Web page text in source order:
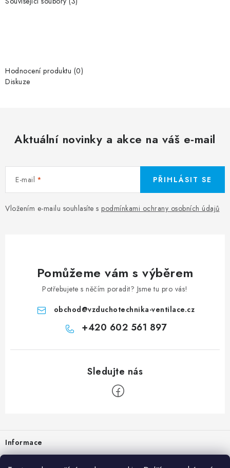
Hodnocení produktu (0)
Diskuze
Aktuální novinky a akce na váš e-mail
E-mail
Vložením e-mailu souhlasíte s podmínkami ochrany osobních údajů
PŘIHLÁSIT SE
Pomůžeme vám s výběrem
Potřebujete s něčím poradit? Jsme tu pro vás!
obchod@vzduchotechnika-ventilace.cz
+420 602 561 897
Informace